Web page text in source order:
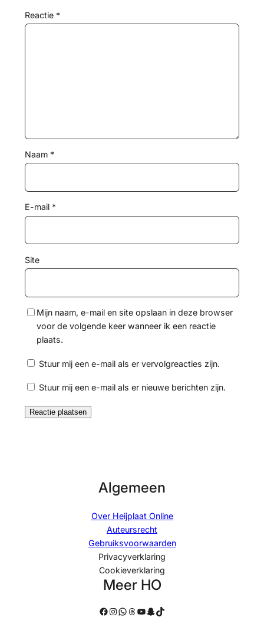
Reactie *
Naam *
E-mail *
Site
Mijn naam, e-mail en site opslaan in deze browser
voor de volgende keer wanneer ik een reactie
plaats.
Stuur mij een e-mail als er vervolgreacties zijn.
Stuur mij een e-mail als er nieuwe berichten zijn.
Algemeen
Over Heijplaat Online
Auteursrecht
Gebruiksvoorwaarden
Privacyverklaring
Cookieverklaring
Meer HO
Facebook Instagram WhatsApp Threads YouTube Snapchat TikTok